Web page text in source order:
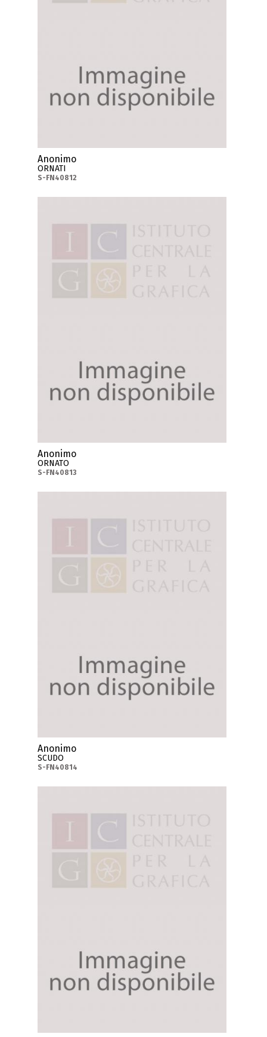
Anonimo
ORNATI
S-FN40812
Anonimo
ORNATO
S-FN40813
Anonimo
SCUDO
S-FN40814